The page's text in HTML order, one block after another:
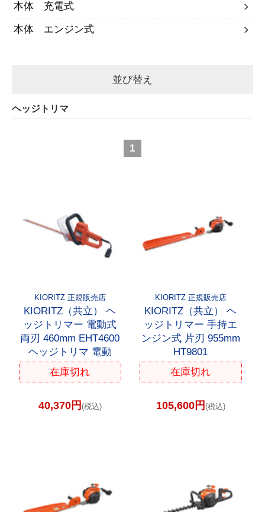
本体 充電式
本体 エンジン式
並び替え
ヘッジトリマ
1
KIORITZ 正規販売店
KIORITZ（共立） ヘ
ッジトリマー 電動式
両刃 460mm EHT4600
ヘッジトリマ 電動
在庫切れ
40,370円 (税込)
KIORITZ 正規販売店
KIORITZ（共立） ヘ
ッジトリマー 手持エ
ンジン式 片刃 955mm
HT9801
在庫切れ
105,600円 (税込)